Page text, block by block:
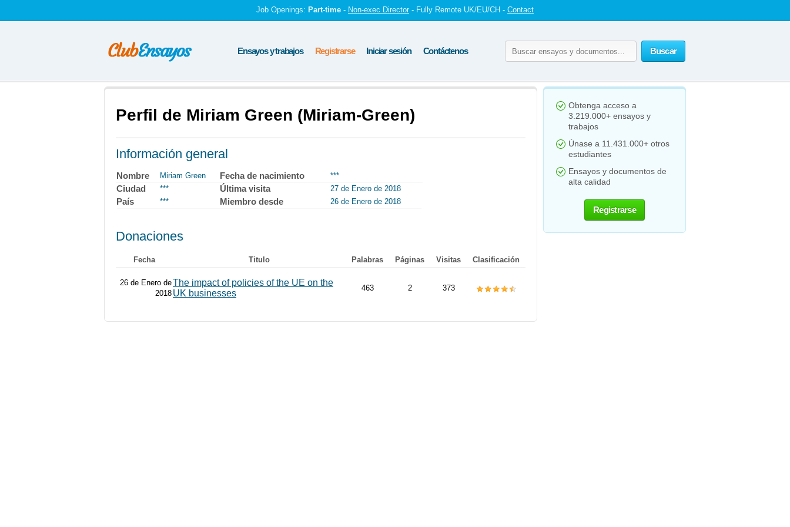
Job Openings: Part-time - Non-exec Director - Fully Remote UK/EU/CH - Contact
Buscar
Ensayos y trabajos Registrarse Iniciar sesión Contáctenos
Perfil de Miriam Green (Miriam-Green)
Información general
Nombre Miriam Green Fecha de nacimiento ***
Ciudad *** Última visita 27 de Enero de 2018
País *** Miembro desde 26 de Enero de 2018
Donaciones
Fecha Titulo Palabras Páginas Visitas Clasificación
26 de Enero de
2018
The impact of policies of the UE on the
UK businesses
463 2 373
Obtenga acceso a
3.219.000+ ensayos y
trabajos
Únase a 11.431.000+ otros
estudiantes
Ensayos y documentos de
alta calidad
Registrarse